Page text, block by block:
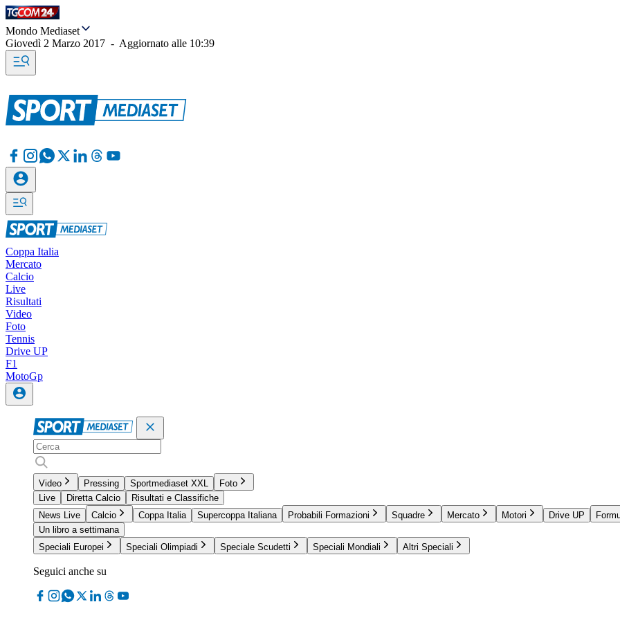
Mondo Mediaset
Giovedì 2 Marzo 2017 - Aggiornato alle 10:39
Coppa Italia
Mercato
Calcio
Live
Risultati
Video
Foto
Tennis
Drive UP
F1
MotoGp
Video Pressing Sportmediaset XXL
Foto
Live
Diretta Calcio
Risultati e Classifiche
News Live
Calcio Coppa Italia Supercoppa Italiana Probabili Formazioni Squadre Mercato Motori Drive UP
Un libro a settimana
Speciali Europei
Speciali Olimpiadi Speciale Scudetti Speciali Mondiali Altri Speciali
Seguici anche su